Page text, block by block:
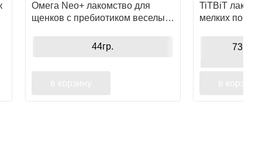
Омега Neo+ лакомство для
щенков с пребиотиком веселый
44гр.
TiTBiT
мелких
73гр